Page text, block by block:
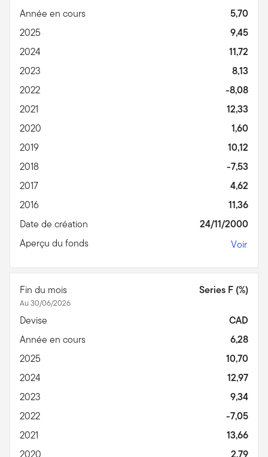
Année en cours
5,70
2025
9,45
2024
11,72
2023
8,13
2022
-8,08
2021
12,33
2020
1,60
2019
10,12
2018
-7,53
2017
4,62
2016
11,36
Date de création
24/11/2000
Aperçu du fonds
Voir
Fin du mois
Au 30/06/2026
Series F (%)
Devise
CAD
Année en cours
6,28
2025
10,70
2024
12,97
2023
9,34
2022
-7,05
2021
13,66